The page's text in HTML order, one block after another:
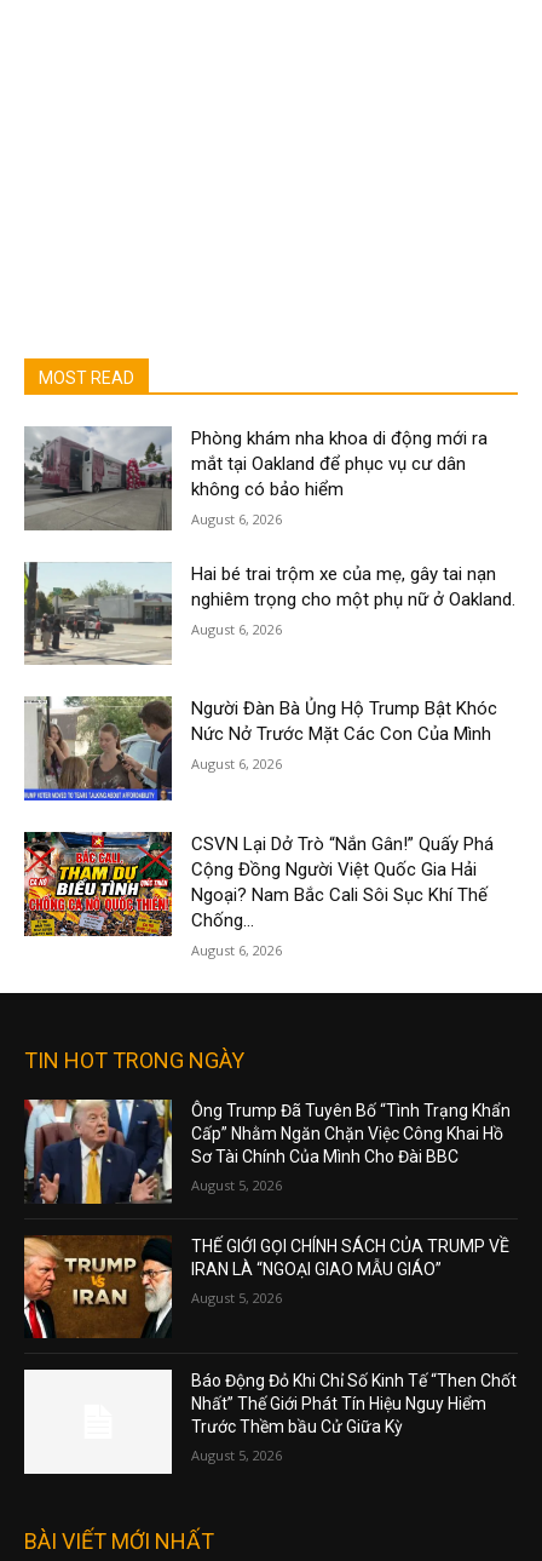
MOST READ
Phòng khám nha khoa di động mới ra
mắt tại Oakland để phục vụ cư dân
không có bảo hiểm
August 6, 2026
Hai bé trai trộm xe của mẹ, gây tai nạn
nghiêm trọng cho một phụ nữ ở Oakland.
August 6, 2026
Người Đàn Bà Ủng Hộ Trump Bật Khóc
Nức Nở Trước Mặt Các Con Của Mình
August 6, 2026
CSVN Lại Dở Trò “Nắn Gân!” Quấy Phá
Cộng Đồng Người Việt Quốc Gia Hải
Ngoại? Nam Bắc Cali Sôi Sục Khí Thế
Chống...
August 6, 2026
TIN HOT TRONG NGÀY
Ông Trump Đã Tuyên Bố “Tình Trạng Khẩn
Cấp” Nhằm Ngăn Chặn Việc Công Khai Hồ
Sơ Tài Chính Của Mình Cho Đài BBC
August 5, 2026
THẾ GIỚI GỌI CHÍNH SÁCH CỦA TRUMP VỀ
IRAN LÀ “NGOẠI GIAO MẪU GIÁO”
August 5, 2026
Báo Động Đỏ Khi Chỉ Số Kinh Tế “Then Chốt
Nhất” Thế Giới Phát Tín Hiệu Nguy Hiểm
Trước Thềm bầu Cử Giữa Kỳ
August 5, 2026
BÀI VIẾT MỚI NHẤT